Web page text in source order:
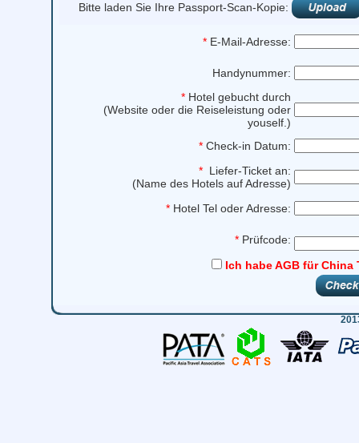
Bitte laden Sie Ihre Passport-Scan-Kopie:
* E-Mail-Adresse:
Handynummer:
* Hotel gebucht durch
(Website oder die Reiseleistung oder
youself.)
* Check-in Datum:
* Liefer-Ticket an:
(Name des Hotels auf Adresse)
* Hotel Tel oder Adresse:
* Prüfcode:
Ich habe AGB für